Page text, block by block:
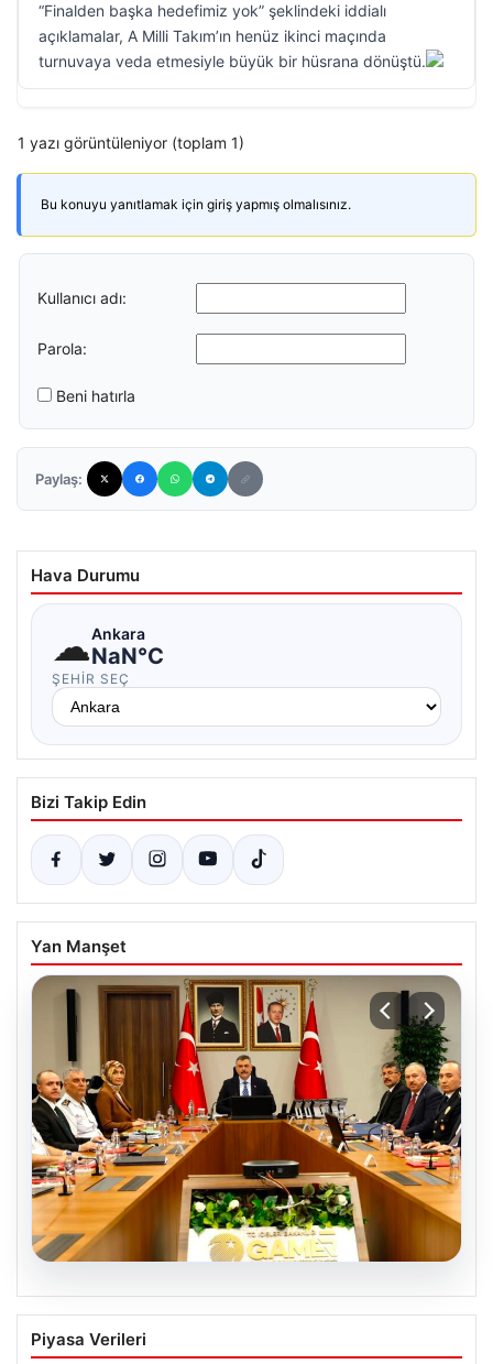
“Finalden başka hedefimiz yok” şeklindeki iddialı
açıklamalar, A Milli Takım’ın henüz ikinci maçında
turnuvaya veda etmesiyle büyük bir hüsrana dönüştü.
1 yazı görüntüleniyor (toplam 1)
Bu konuyu yanıtlamak için giriş yapmış olmalısınız.
Kullanıcı adı:
Parola:
Beni hatırla
Paylaş:
Hava Durumu
☁Ankara
NaN°C
ŞEHIR SEÇ
Bizi Takip Edin
Yan Manşet
Organize suçla mücadele toplantısı.
İçişleri Bakanı Çiftçi: Hiçbir suç
Piyasa Verileri